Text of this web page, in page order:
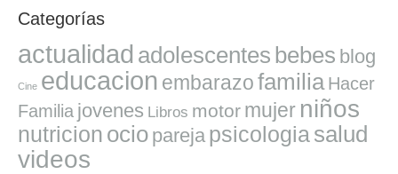
Categorías
actualidad adolescentes bebes blog
Cine educacion embarazofamilia Hacer
Familia jovenes Libros motor mujer niños
nutricion ocio pareja psicologiasalud
videos